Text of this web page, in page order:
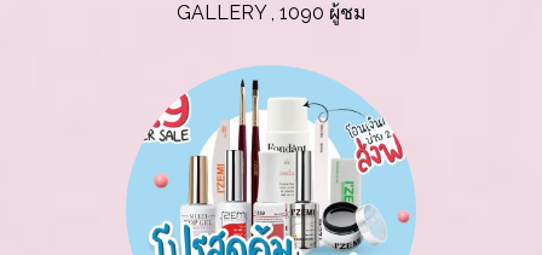
GALLERY, 1090 ผู้ชม